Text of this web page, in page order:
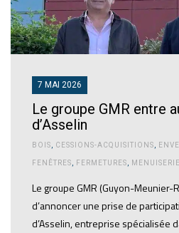
7 MAI 2026
Le groupe GMR entre
d’Asselin
BOIS CESSIONS-ACQUISITIONS
FENÊTRES FERMETURES
Le groupe GMR (Guyon-Meunier-
d’annoncer une prise de
d’Asselin, entreprise spécialisée